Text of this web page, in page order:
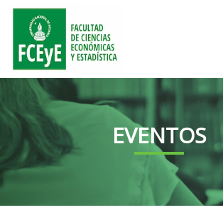
EVENTOS